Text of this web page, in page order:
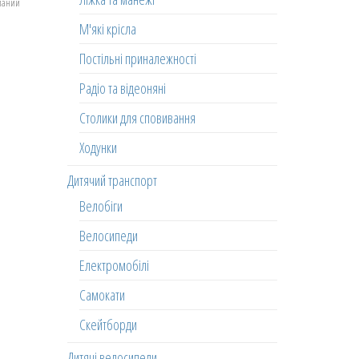
М'які крісла
Постільні приналежності
Радіо та відеоняні
Столики для сповивання
Ходунки
Дитячий транспорт
Велобіги
Велосипеди
Електромобілі
Самокати
Скейтборди